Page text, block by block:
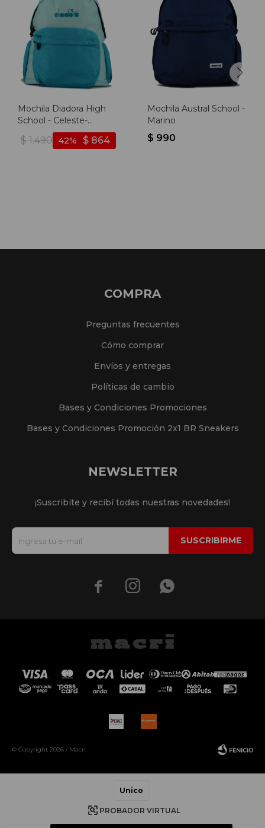
Unico
PROBADOR VIRTUAL
Mochila Diadora High
School - Celeste-
turquesa
$ 1.490 $ 864
42
Mochila Austral School -
Marino
$ 990
COMPRA
Preguntas frecuentes
Cómo comprar
Envíos y entregas
Políticas de cambio
Bases y Condiciones Promociones
Bases y Condiciones Promoción 2x1 BR Sneakers
NEWSLETTER
¡Suscribite y recibí todas nuestras novedades!
SUSCRIBIRME
  
© Copyright 2026 / Macri